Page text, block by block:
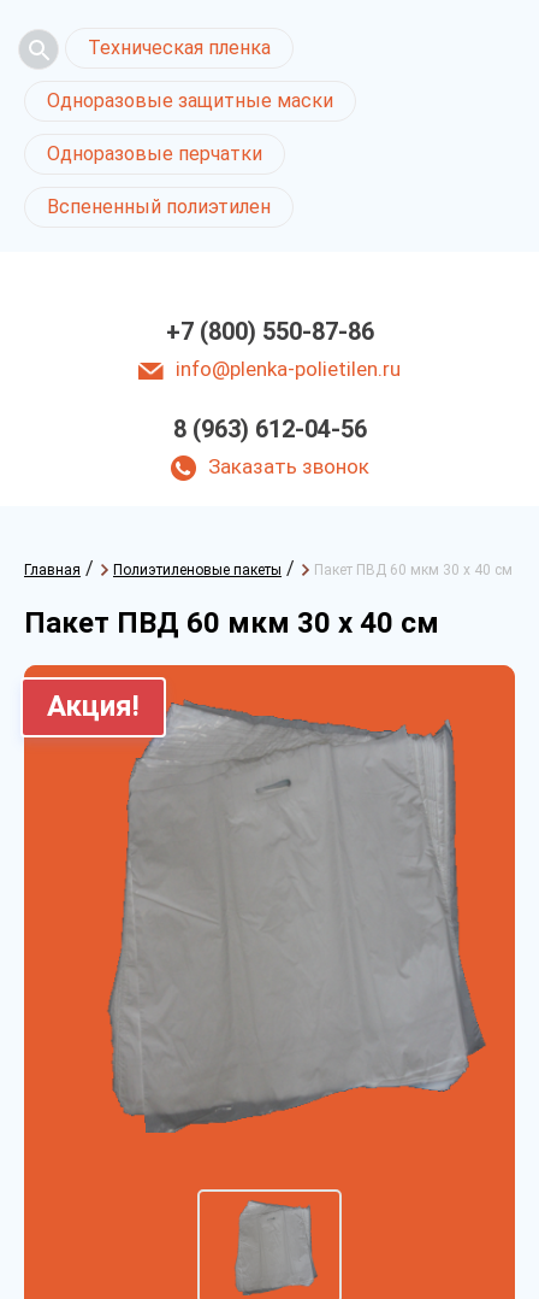
Техническая пленка
Одноразовые защитные маски
Одноразовые перчатки
Вспененный полиэтилен
+7 (800) 550-87-86
info@plenka-polietilen.ru
8 (963) 612-04-56
Заказать звонок
Главная / Полиэтиленовые пакеты / Пакет ПВД 60 мкм 30 х 40 см
Пакет ПВД 60 мкм 30 х 40 см
Акция!